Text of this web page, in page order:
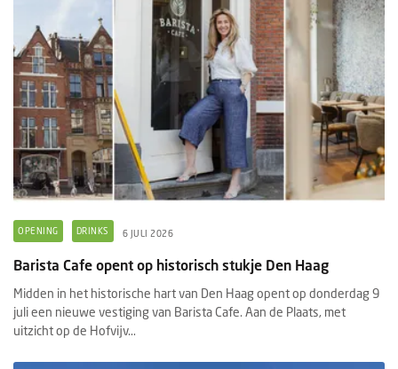
OPENING DRINKS 6 JULI 2026
Barista Cafe opent op historisch stukje Den Haag
Midden in het historische hart van Den Haag opent op donderdag 9
juli een nieuwe vestiging van Barista Cafe. Aan de Plaats, met
uitzicht op de Hofvijv...